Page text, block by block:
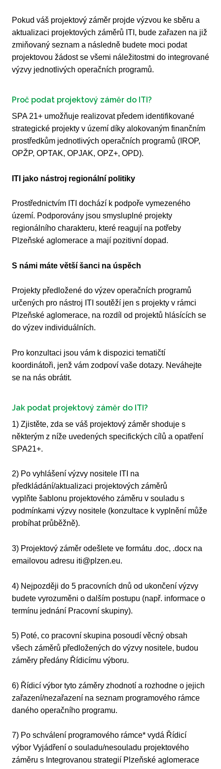
Pokud váš projektový záměr projde výzvou ke sběru a
aktualizaci projektových záměrů ITI, bude zařazen na již
zmiňovaný seznam a následně budete moci podat
projektovou žádost se všemi náležitostmi do integrované
výzvy jednotlivých operačních programů.
Proč podat projektový záměr do ITI?
SPA 21+ umožňuje realizovat předem identifikované
strategické projekty v území díky alokovaným finančním
prostředkům jednotlivých operačních programů (IROP,
OPŽP, OPTAK, OPJAK, OPZ+, OPD).
ITI jako nástroj regionální politiky
Prostřednictvím ITI dochází k podpoře vymezeného
území. Podporovány jsou smysluplné projekty
regionálního charakteru, které reagují na potřeby
Plzeňské aglomerace a mají pozitivní dopad.
S námi máte větší šanci na úspěch
Projekty předložené do výzev operačních programů
určených pro nástroj ITI soutěží jen s projekty v rámci
Plzeňské aglomerace, na rozdíl od projektů hlásících se
do výzev individuálních.
Pro konzultaci jsou vám k dispozici tematičtí
koordinátoři, jenž vám zodpoví vaše dotazy. Neváhejte
se na nás obrátit.
Jak podat projektový záměr do ITI?
1) Zjistěte, zda se váš projektový záměr shoduje s
některým z níže uvedených specifických cílů a opatření
SPA21+.
2) Po vyhlášení výzvy nositele ITI na
předkládání/aktualizaci projektových záměrů
vyplňte šablonu projektového záměru v souladu s
podmínkami výzvy nositele (konzultace k vyplnění může
probíhat průběžně).
3) Projektový záměr odešlete ve formátu .doc, .docx na
emailovou adresu iti@plzen.eu.
4) Nejpozději do 5 pracovních dnů od ukončení výzvy
budete vyrozuměni o dalším postupu (např. informace o
termínu jednání Pracovní skupiny).
5) Poté, co pracovní skupina posoudí věcný obsah
všech záměrů předložených do výzvy nositele, budou
záměry předány Řídicímu výboru.
6) Řídicí výbor tyto záměry zhodnotí a rozhodne o jejich
zařazení/nezařazení na seznam programového rámce
daného operačního programu.
7) Po schválení programového rámce* vydá Řídicí
výbor Vyjádření o souladu/nesouladu projektového
záměru s Integrovanou strategií Plzeňské aglomerace